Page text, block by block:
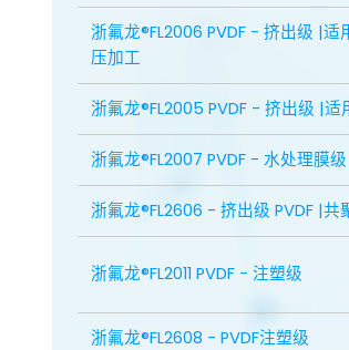
浙氟龙®FL2006 PVDF - 挤出级 |
压加工
浙氟龙®FL2005 PVDF - 挤出级 |
浙氟龙®FL2007 PVDF - 水处理膜级
浙氟龙®FL2606 - 挤出级 PVDF |共
浙氟龙®FL2011 PVDF - 注塑级
浙氟龙®FL2608 - PVDF注塑级